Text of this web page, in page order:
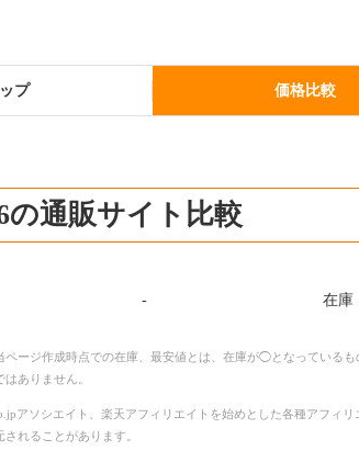
ップ 価格比較
の通販サイト比較
- 在庫
ージ作成時点での在庫、最安値とは、在庫が◯となっている
ありません。
アソシエイト、楽天アフィリエイトを始めとした各種アフィ
れることがあります。